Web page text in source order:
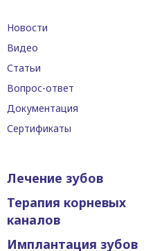
Новости
Видео
Статьи
Вопрос-ответ
Документация
Сертификаты
Лечение зубов
Терапия корневых
каналов
Имплантация зубов